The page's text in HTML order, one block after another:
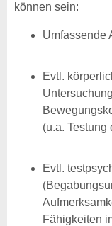
können sein:
Umfassende
Evtl.
(u.a.
Evtl.
Fähigkeiten